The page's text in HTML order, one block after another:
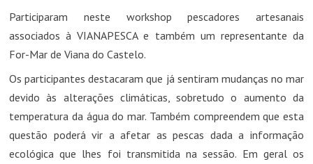
Participaram neste workshop pescadores artesanais
associados à VIANAPESCA e também um representante da
For-Mar de Viana do Castelo.
Os participantes destacaram que já sentiram mudanças no mar
devido às alterações climáticas, sobretudo o aumento da
temperatura da água do mar. Também compreendem que esta
questão poderá vir a afetar as pescas dada a informação
ecológica que lhes foi transmitida na sessão. Em geral os